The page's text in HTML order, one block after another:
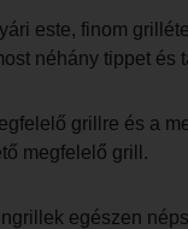
este, finom
néhány tippet
grillre és a
megfelelő grill.
egészen